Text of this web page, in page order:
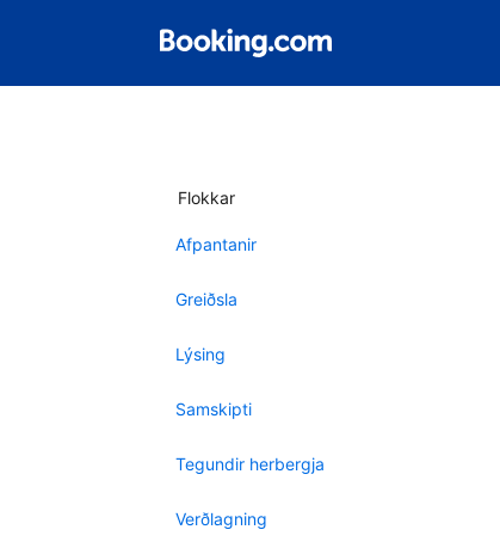
Flokkar
Afpantanir
Greiðsla
Lýsing
Samskipti
Tegundir herbergja
Verðlagning